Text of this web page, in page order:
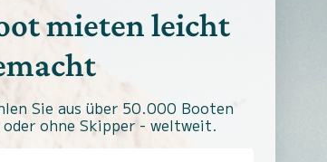
mieten leicht
Sie aus über 50.000 Booten
ohne Skipper - weltweit.